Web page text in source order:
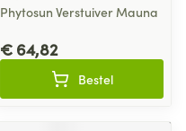
Phytosun Verstuiver Mauna
€ 64,82
Bestel